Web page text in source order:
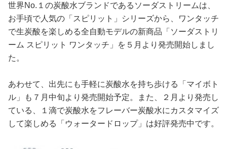
カルチャー/エンタメ
占い
ゲーム
世界No.１の炭酸水ブランドであるソーダストリームは、
お手頃で人気の「スピリット」シリーズから、ワンタッチ
で生炭酸を楽しめる全自動モデルの新商品「ソーダストリ
ーム スピリット ワンタッチ」を５月より発売開始しまし
た。
あわせて、出先にも手軽に炭酸水を持ち歩ける「マイボト
ル」も７月中旬より発売開始予定。また、２月より発売し
ている、１滴で炭酸水をフレーバー炭酸水にカスタマイズ
して楽しめる「ウォータードロップ」は好評発売中です。